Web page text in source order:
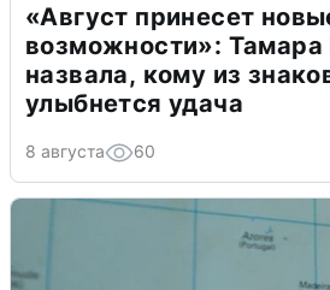
«Август принесет
возможности»: Тамара
назвала, кому из
улыбнется удача
8 августа 60